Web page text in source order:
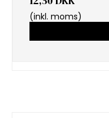
(inkl. moms)